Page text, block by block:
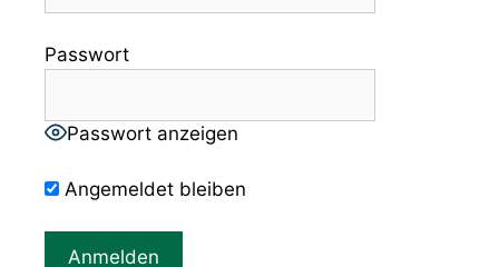
Passwort
Passwort anzeigen
Angemeldet bleiben